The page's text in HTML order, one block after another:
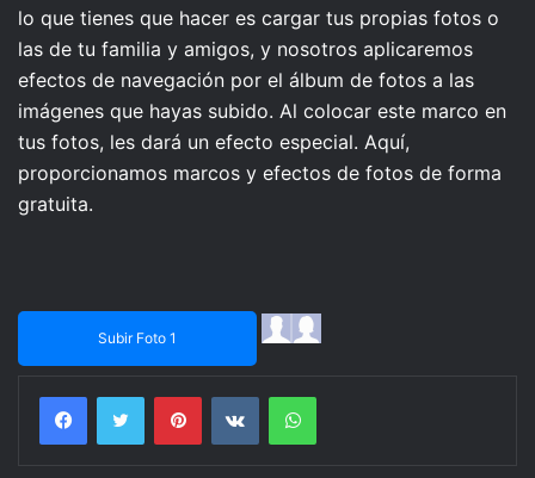
lo que tienes que hacer es cargar tus propias fotos o
las de tu familia y amigos, y nosotros aplicaremos
efectos de navegación por el álbum de fotos a las
imágenes que hayas subido. Al colocar este marco en
tus fotos, les dará un efecto especial. Aquí,
proporcionamos marcos y efectos de fotos de forma
gratuita.
Subir Foto 1
FacebookTwitterPinterestVKontakteWhatsApp